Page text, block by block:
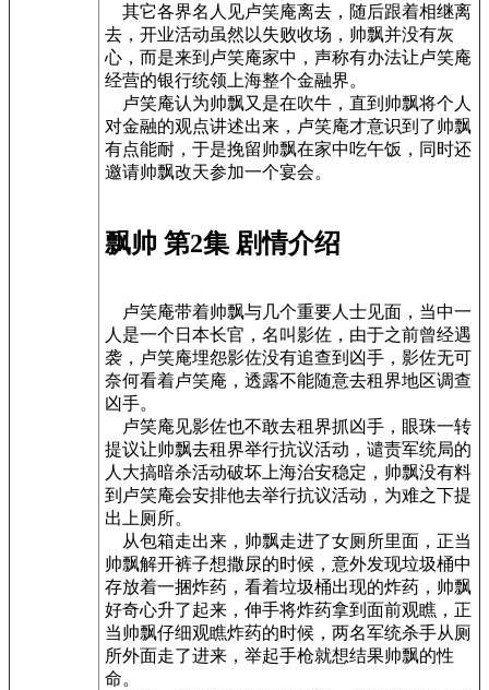
其它各界名人见卢笑庵离去，随后跟着相继离
去，开业活动虽然以失败收场，帅飘并没有灰
心，而是来到卢笑庵家中，声称有办法让卢笑庵
经营的银行统领上海整个金融界。
卢笑庵认为帅飘又是在吹牛，直到帅飘将个人
对金融的观点讲述出来，卢笑庵才意识到了帅飘
有点能耐，于是挽留帅飘在家中吃午饭，同时还
邀请帅飘改天参加一个宴会。
飘帅 第2集 剧情介绍
卢笑庵带着帅飘与几个重要人士见面，当中一
人是一个日本长官，名叫影佐，由于之前曾经遇
袭，卢笑庵埋怨影佐没有追查到凶手，影佐无可
奈何看着卢笑庵，透露不能随意去租界地区调查
凶手。
卢笑庵见影佐也不敢去租界抓凶手，眼珠一转
提议让帅飘去租界举行抗议活动，谴责军统局的
人大搞暗杀活动破坏上海治安稳定，帅飘没有料
到卢笑庵会安排他去举行抗议活动，为难之下提
出上厕所。
从包箱走出来，帅飘走进了女厕所里面，正当
帅飘解开裤子想撒尿的时候，意外发现垃圾桶中
存放着一捆炸药，看着垃圾桶出现的炸药，帅飘
好奇心升了起来，伸手将炸药拿到面前观瞧，正
当帅飘仔细观瞧炸药的时候，两名军统杀手从厕
所外面走了进来，举起手枪就想结果帅飘的性
命。